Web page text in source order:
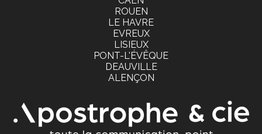
ROUEN
LE HAVRE
EVREUX
LISIEUX
PONT-L'ÉVÊQUE
DEAUVILLE
ALENÇON